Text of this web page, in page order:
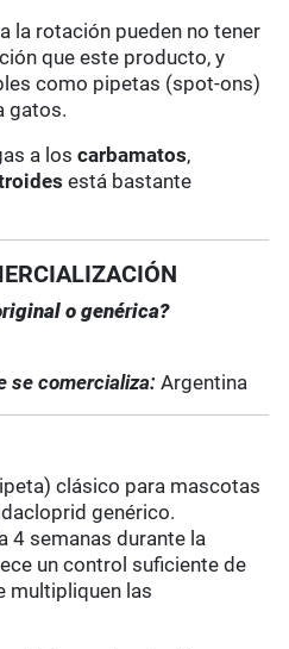
la rotación pueden no tener
que este producto, y
como pipetas (spot-ons)
gatos.
a loscarbamatos,
está bastante
o genérica?
se comercializa:Argentina
clásico para mascotas
genérico.
4 semanas durante la
un control suficiente de
multipliquen las